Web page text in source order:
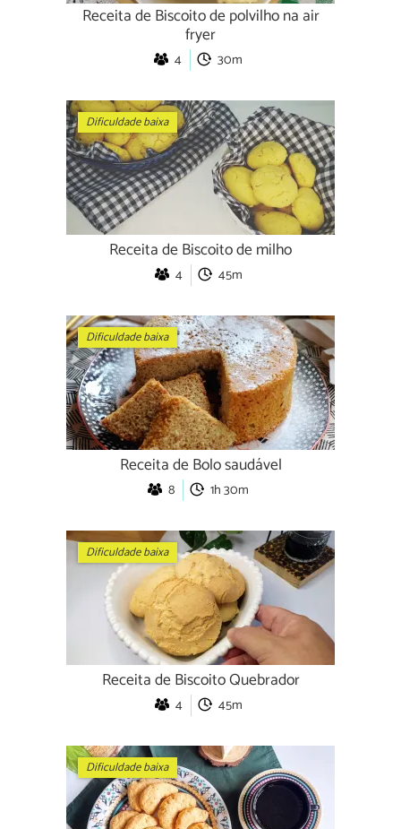
Receita de Biscoito de polvilho na air
fryer
4 30m
Dificuldade baixa
Receita de Biscoito de milho
4 45m
Dificuldade baixa
Receita de Bolo saudável
8 1h 30m
Dificuldade baixa
Receita de Biscoito Quebrador
4 45m
Dificuldade baixa